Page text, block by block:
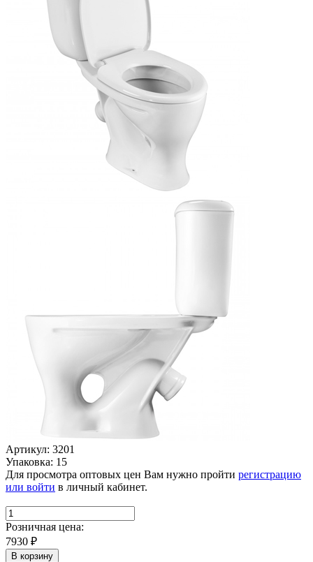
Артикул: 3201
Упаковка: 15
Для просмотра оптовых цен Вам нужно пройти регистрацию
или войти в личный кабинет.
Розничная цена:
7930 ₽
В корзину